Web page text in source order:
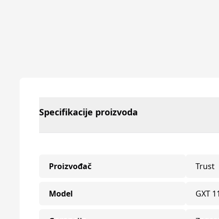
Specifikacije proizvoda
Proizvođač Trust
Model GXT